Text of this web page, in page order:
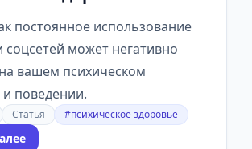
постоянное использование
соцсетей может негативно
вашем психическом
поведении.
Статья #психическое здоровье